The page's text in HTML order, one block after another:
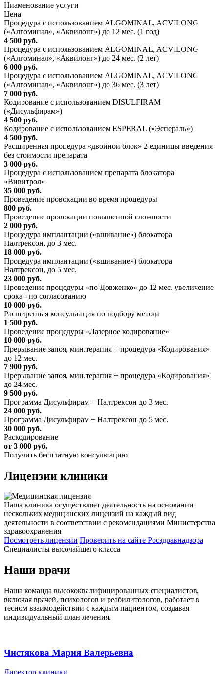
Ниaменование услуги
Цена
Процедура с использованием ALGOMINAL, ACVILONG
(«Алгоминал», «Аквилонг») до 12 мес. (1 год)
4 500 руб.
Процедура с использованием ALGOMINAL, ACVILONG
(«Алгоминал», «Аквилонг») до 24 мес. (2 лет)
6 000 руб.
Процедура с использованием ALGOMINAL, ACVILONG
(«Алгоминал», «Аквилонг») до 36 мес. (3 лет)
7 000 руб.
Кодирование с использованием DISULFIRAM
(«Дисульфирам»)
4 500 руб.
Кодирование с использованием ESPERAL («Эспераль»)
4 500 руб.
Расширенная процедура «двойной блок» 2 единицы введения
без стоимости препарата
3 000 руб.
Процедура с использованием препарата блокатора
«Вивитрол»
35 000 руб.
Проведение провокации во время процедуры
800 руб.
Проведение провокации повышенной сложности
2 000 руб.
Процедура имплантации («вшивание») блокатора
Налтрексон, до 3 мес.
18 000 руб.
Процедура имплантации («вшивание») блокатора
Налтрексон, до 5 мес.
23 000 руб.
Проведение процедуры «по Довженко» до 12 мес. увеличение
срока - по согласованию
10 000 руб.
Расширенная консультация по подбору метода
1 500 руб.
Проведение процедуры «Лазерное кодирование»
10 000 руб.
Прерывание запоя, мин.терапия + процедура «Кодирования»
до 12 мес.
7 900 руб.
Прерывание запоя, мин.терапия + процедура «Кодирования»
до 24 мес.
9 500 руб.
Программа Дисульфирам + Налтрексон до 3 мес.
24 000 руб.
Программа Дисульфирам + Налтрексон до 5 мес.
30 000 руб.
Раскодирование
от 3 000 руб.
Получить бесплатную консультацию
Лицензии клиники
Наша клиника осуществляет деятельность на основании
нескольких медицинских лицензий на каждый вид
деятельности в соответствии с рекомендациями Министерства
здравоохранения
Посмотреть лицензии Проверить на сайте Росздравнадзора
Специалисты высочайшего класса
Наши врачи
Наша команда высококвалифицированных специалистов,
включая врачей, психологов и реабилитологов, работает в
тесном взаимодействии с каждым пациентом, создавая
индивидуальный план лечения.
Чистякова Мария Валерьевна
Директор клиники